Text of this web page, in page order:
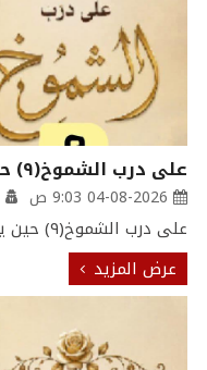
على درب الشموخ(٩) حين يوقظنا الوعي
04-08-2026 9:03 ص
على درب الشموخ(٩) حين يوقظنا الوعي
عرض المزيد